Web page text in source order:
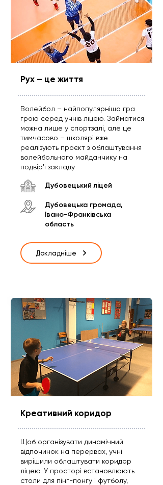
Рух – це життя
Волейбол – найпопулярніша гра
грою серед учнів ліцею. Займатися
можна лише у спортзалі, але це
тимчасово – школярі вже
реалізують проєкт з облаштування
волейбольного майданчику на
подвір'ї закладу
Дубовецький ліцей
Дубовецька громада,
Івано-Франківська
область
Докладніше
Креативний коридор
Щоб організувати динамічний
відпочинок на перервах, учні
вирішили облаштувати коридор
ліцею. У просторі встановлюють
столи для пінг-понгу і футболу,